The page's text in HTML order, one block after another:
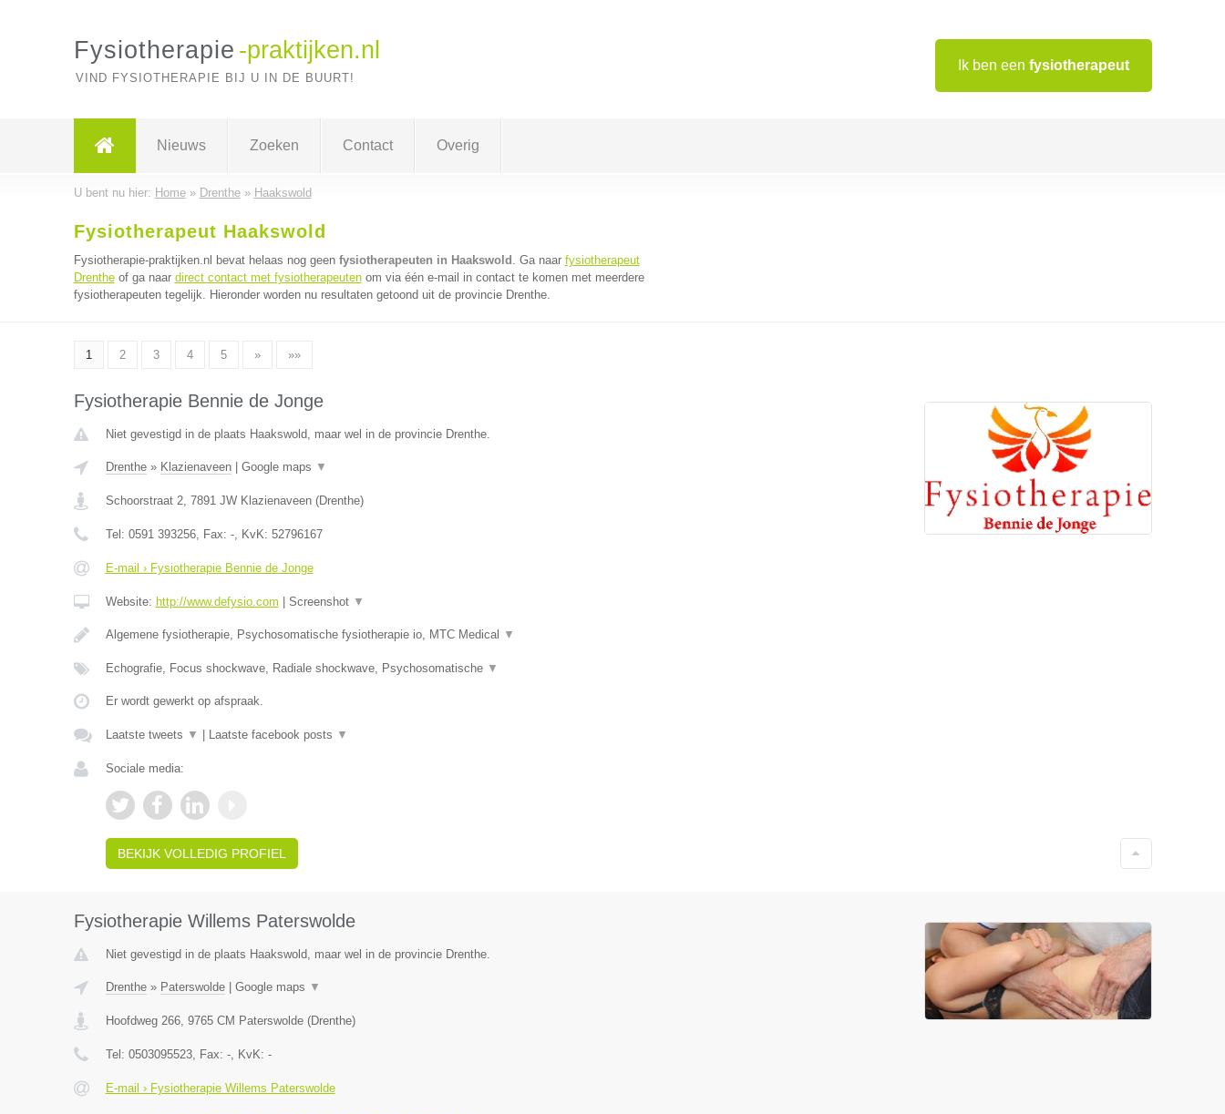
Ik ben een fysiotherapeut
Fysiotherapie -praktijken.nl
VIND FYSIOTHERAPIE BIJ U IN DE BUURT!
Nieuws Zoeken Contact Overig
U bent nu hier: Home» Drenthe» Haakswold
Fysiotherapeut Haakswold
Fysiotherapie-praktijken.nl bevat helaas nog geen fysiotherapeuten in Haakswold . Ga naar fysiotherapeut
Drentheof ga naar direct contact met fysiotherapeutenom via één e-mail in contact te komen met meerdere
fysiotherapeuten tegelijk. Hieronder worden nu resultaten getoond uit de provincie Drenthe.
1 2 3 4 5 » »»
Fysiotherapie Bennie de Jonge
Niet gevestigd in de plaats Haakswold, maar wel in de provincie Drenthe.
Drenthe» Klazienaveen| Google maps ▼
Schoorstraat 2, 7891 JW Klazienaveen(Drenthe)
Tel: 0591 393256, Fax: -, KvK: 52796167
E-mail › Fysiotherapie Bennie de Jonge
Website: http://www.defysio.com Screenshot ▼
Algemene fysiotherapie, Psychosomatische fysiotherapie io, MTC Medical ▼
Echografie, Focus shockwave, Radiale shockwave, Psychosomatische ▼
Er wordt gewerkt op afspraak.
Laatste tweets ▼ Laatste facebook posts ▼
Sociale media:
BEKIJK VOLLEDIG PROFIEL
Fysiotherapie Willems Paterswolde
Niet gevestigd in de plaats Haakswold, maar wel in de provincie Drenthe.
Drenthe» Paterswolde| Google maps ▼
Hoofdweg 266, 9765 CM Paterswolde(Drenthe)
Tel: 0503095523, Fax: -, KvK: -
E-mail › Fysiotherapie Willems Paterswolde